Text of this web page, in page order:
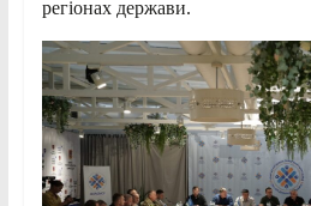
регіонах держави.